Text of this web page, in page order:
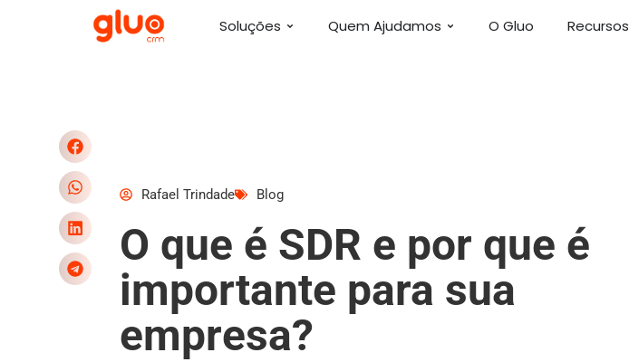
Soluções Quem Ajudamos O Gluo Recursos
Rafael Trindade Blog
O que é SDR e por que é
importante para sua
empresa?